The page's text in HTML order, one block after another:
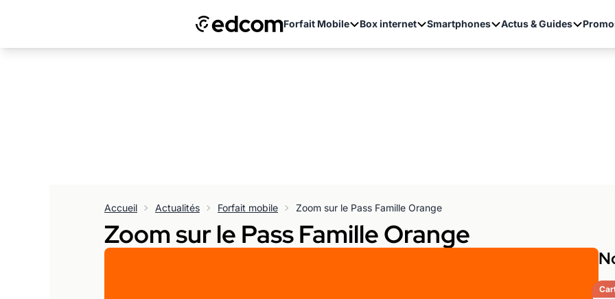
Forfait Mobile Box internet Smartphones Actus & Guides
Accueil Actualités Forfait mobile Zoom sur le Pass Famille Orange
Zoom sur le Pass Famille Orange